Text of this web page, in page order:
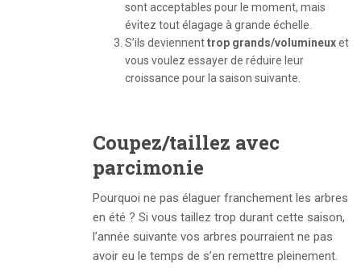
sont acceptables pour le moment, mais
évitez tout élagage à grande échelle.
S’ils deviennenttrop grands/volumineuxet
vous voulez essayer de réduire leur
croissance pour la saison suivante.
Coupez/taillez avec
parcimonie
Pourquoi ne pas élaguer franchement les arbres
en été ? Si vous taillez trop durant cette saison,
l’année suivante vos arbres pourraient ne pas
avoir eu le temps de s’en remettre pleinement.